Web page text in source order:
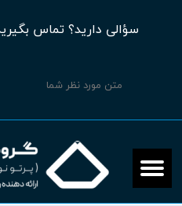
سؤالی دارید؟ تماس بگیرید